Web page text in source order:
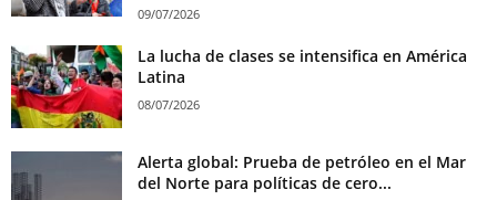
09/07/2026
La lucha de clases se intensifica en América
Latina
08/07/2026
Alerta global: Prueba de petróleo en el Mar
del Norte para políticas de cero...